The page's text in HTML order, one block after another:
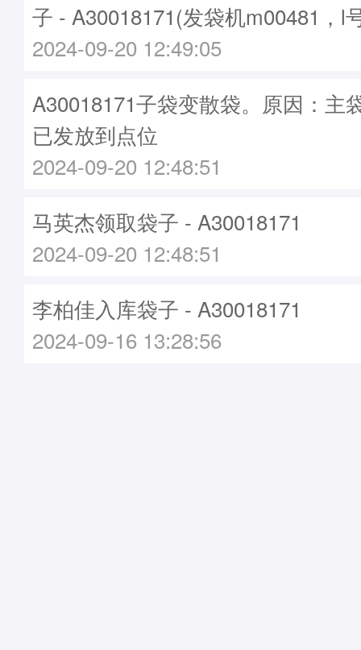
子 - A30018171(发袋机m00481，l
2024-09-20 12:49:05
A30018171子袋变散袋。原因：主
已发放到点位
2024-09-20 12:48:51
马英杰领取袋子 - A30018171
2024-09-20 12:48:51
李柏佳入库袋子 - A30018171
2024-09-16 13:28:56